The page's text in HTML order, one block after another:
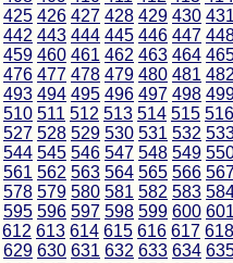
425 426 427 428 429 430
442 443 444 445 446 447
459 460 461 462 463 464
476 477 478 479 480 481
493 494 495 496 497 498
510 511 512 513 514 515 516
527 528 529 530 531 532
544 545 546 547 548 549
561 562 563 564 565 566
578 579 580 581 582 583
595 596 597 598 599 600
612 613 614 615 616 617 618
629 630 631 632 633 634